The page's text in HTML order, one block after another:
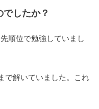
したか？
順位で勉強していまし
で解いていました。これ